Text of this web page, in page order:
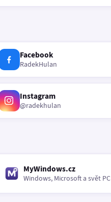
Facebook
RadekHulan
Instagram
@radekhulan
MyWindows.cz
Windows, Microsoft a svět PC